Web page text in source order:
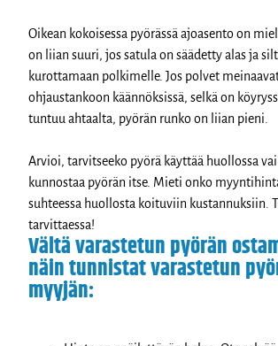
Oikean kokoisessa pyörässä ajoasento on
on liian suuri, jos satula on säädetty alas ja
kurottamaan polkimelle. Jos polvet
ohjaustankoon käännöksissä, selkä on
tuntuu ahtaalta, pyörän runko on liian pieni.
Arvioi, tarvitseeko pyörä käyttää huollossa
kunnostaa pyörän itse. Mieti onko
suhteessa huollosta koituviin kustannuksiin.
tarvittaessa!
Vältä varastetun pyörän
näin tunnistat varastetun
myyjän: